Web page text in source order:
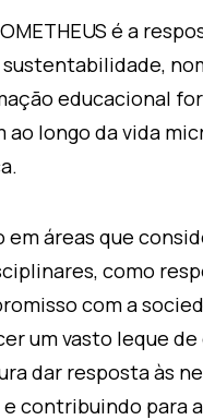
é a
educacional
longo da vida
áreas que
como
com a
um vasto leque
dar resposta às
contribuindo para